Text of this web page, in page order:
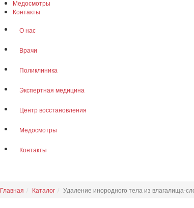
Медосмотры
Контакты
О нас
Врачи
Поликлиника
Экспертная медицина
Центр восстановления
Медосмотры
Контакты
Главная
Каталог Удаление инородного тела из влагалища-